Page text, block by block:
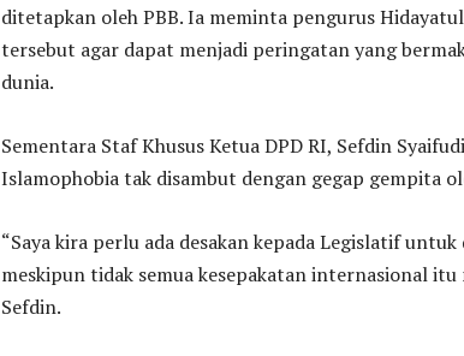
ditetapkan oleh PBB. Ia meminta pengurus
tersebut agar dapat menjadi peringatan yang
dunia.
Sementara Staf Khusus Ketua DPD RI, Sefdin
Islamophobia tak disambut dengan gegap gempita
“Saya kira perlu ada desakan kepada Legislatif
meskipun tidak semua kesepakatan internasional
Sefdin.